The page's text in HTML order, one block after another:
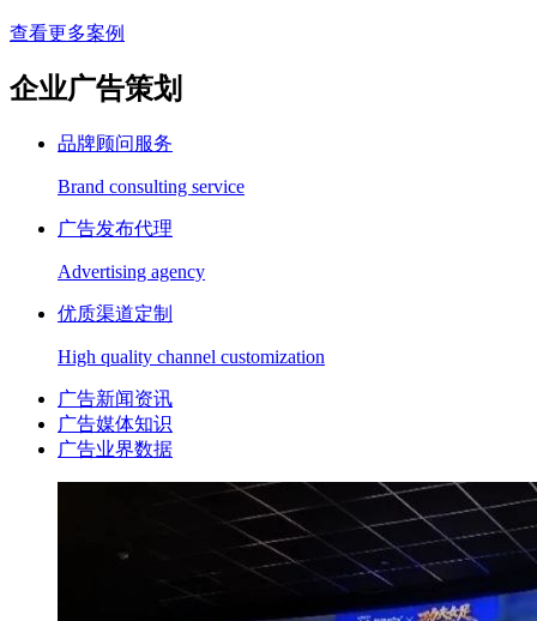
查看更多案例
企业广告策划
品牌顾问服务
Brand consulting service
广告发布代理
Advertising agency
优质渠道定制
High quality channel customization
广告新闻资讯
广告媒体知识
广告业界数据